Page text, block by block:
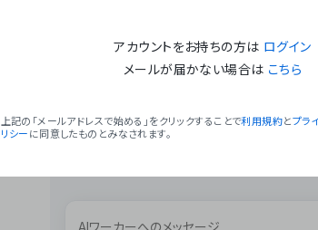
アカウントをお持ちの方は ログイン
メールが届かない場合は こちら
上記の「メールアドレスで始める」をクリックすることで利用規約とプラ
リシー に同意したものとみなされます。